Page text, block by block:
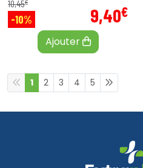
10,45
-10% 9,40€
Ajouter
1 2 3 4 5